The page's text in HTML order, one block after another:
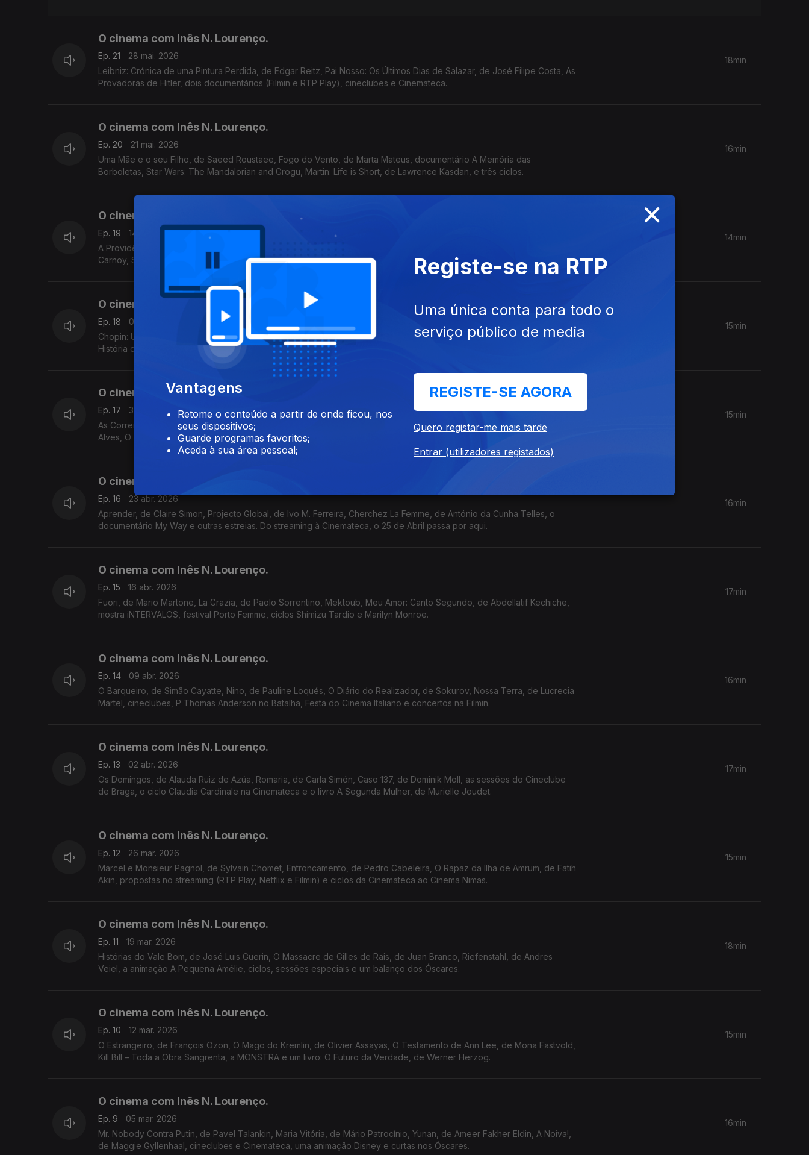
O cinema com Inês N. Lourenço.
Ep. 21
28 mai. 2026
Leibniz: Crónica de uma Pintura Perdida, de Edgar Reitz, Pai Nosso: Os Últimos Dias de Salazar, de José Filipe Costa, As
Provadoras de Hitler, dois documentários (Filmin e RTP Play), cineclubes e Cinemateca.
18min
O cinema com Inês N. Lourenço.
Ep. 20
21 mai. 2026
Uma Mãe e o seu Filho, de Saeed Roustaee, Fogo do Vento, de Marta Mateus, documentário A Memória das
Borboletas, Star Wars: The Mandalorian and Grogu, Martin: Life is Short, de Lawrence Kasdan, e três ciclos.
16min
O cinema com Inês N. Lourenço.
Ep. 19
14 mai. 2026
A Providência e a Guitarra, de João Nicolau, As Águias da República, de Tarik Saleh, A Dança das Raposas, de Valéry
Carnoy, Soco a Soco, de Diogo Varela Silva, cineclubes, ciclos e uma sessão À Pala de Walsh.
14min
O cinema com Inês N. Lourenço.
Ep. 18
07 mai. 2026
Chopin: Uma Sonata em Paris, de Michal Kwiecinski, Linguagem Universal, de Matthew Rankin, O Encantador (RTP Play),
História de um Gorila: por David Attenborough (Netflix), cineclubes, Festival Mental e Cinemateca.
15min
O cinema com Inês N. Lourenço.
Ep. 17
30 abr. 2026
As Correntes, de Milagros Mumenthaler, Divina Comédia, de Ali Asgari, Sonhos, de Michel Franco, Damas, de Cláudia
Alves, O Diabo Veste Prada 2, maio no Cineclube de Braga, Encontros de Cinema de Viana e IndieLisboa.
15min
O cinema com Inês N. Lourenço.
Ep. 16
23 abr. 2026
Aprender, de Claire Simon, Projecto Global, de Ivo M. Ferreira, Cherchez La Femme, de António da Cunha Telles, o
documentário My Way e outras estreias. Do streaming à Cinemateca, o 25 de Abril passa por aqui.
16min
O cinema com Inês N. Lourenço.
Ep. 15
16 abr. 2026
Fuori, de Mario Martone, La Grazia, de Paolo Sorrentino, Mektoub, Meu Amor: Canto Segundo, de Abdellatif Kechiche,
mostra iNTERVALOS, festival Porto Femme, ciclos Shimizu Tardio e Marilyn Monroe.
17min
O cinema com Inês N. Lourenço.
Ep. 14
09 abr. 2026
O Barqueiro, de Simão Cayatte, Nino, de Pauline Loqués, O Diário do Realizador, de Sokurov, Nossa Terra, de Lucrecia
Martel, cineclubes, P Thomas Anderson no Batalha, Festa do Cinema Italiano e concertos na Filmin.
16min
O cinema com Inês N. Lourenço.
Ep. 13
02 abr. 2026
Os Domingos, de Alauda Ruiz de Azúa, Romaria, de Carla Simón, Caso 137, de Dominik Moll, as sessões do Cineclube
de Braga, o ciclo Claudia Cardinale na Cinemateca e o livro A Segunda Mulher, de Murielle Joudet.
17min
O cinema com Inês N. Lourenço.
Ep. 12
26 mar. 2026
Marcel e Monsieur Pagnol, de Sylvain Chomet, Entroncamento, de Pedro Cabeleira, O Rapaz da Ilha de Amrum, de Fatih
Akin, propostas no streaming (RTP Play, Netflix e Filmin) e ciclos da Cinemateca ao Cinema Nimas.
15min
O cinema com Inês N. Lourenço.
Ep. 11
19 mar. 2026
Histórias do Vale Bom, de José Luis Guerin, O Massacre de Gilles de Rais, de Juan Branco, Riefenstahl, de Andres
Veiel, a animação A Pequena Amélie, ciclos, sessões especiais e um balanço dos Óscares.
18min
O cinema com Inês N. Lourenço.
Ep. 10
12 mar. 2026
O Estrangeiro, de François Ozon, O Mago do Kremlin, de Olivier Assayas, O Testamento de Ann Lee, de Mona Fastvold,
Kill Bill – Toda a Obra Sangrenta, a MONSTRA e um livro: O Futuro da Verdade, de Werner Herzog.
15min
O cinema com Inês N. Lourenço.
Ep. 9
05 mar. 2026
Mr. Nobody Contra Putin, de Pavel Talankin, Maria Vitória, de Mário Patrocínio, Yunan, de Ameer Fakher Eldin, A Noiva!,
de Maggie Gyllenhaal, cineclubes e Cinemateca, uma animação Disney e curtas nos Óscares.
16min
×
Vantagens
Retome o conteúdo a partir de onde ficou, nos
seus dispositivos;
Guarde programas favoritos;
Aceda à sua área pessoal;
Registe-se na RTP
Uma única conta para todo o
serviço público de media
REGISTE-SE AGORA
Quero registar-me mais tarde
Entrar (utilizadores registados)